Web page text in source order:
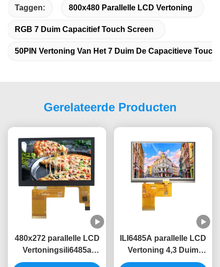
Taggen: 800x480 Parallelle LCD Vertoning
RGB 7 Duim Capacitief Touch Screen
50PIN Vertoning Van Het 7 Duim De Capacitieve
Gerelateerde Producten
480x272 parallelle LCD
Vertoningsili6485a
Bestuurder 4,3
ILI6485A parallelle LCD
Vertoning 4,3 Duim
Weerstand biedende